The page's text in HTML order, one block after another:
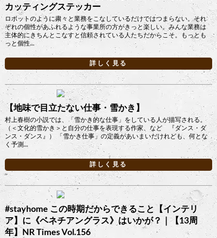
カッティングステッカー
ロボットのように粛々と業務をこなしているだけではつまらない。それ
ぞれの個性があふれるような事業所の方がきっと楽しい。みんな業務は
主体的にきちんとこなすと信頼されている人たちだからこそ。もっとも
っと個性...
詳しく見る
【地味で目立たない仕事・雪かき】
村上春樹の小説では、「雪かき的な仕事」をしている人が描写される。
（＜文化的雪かき＞と自分の仕事を表現する作家、など 『ダンス・ダ
ンス・ダンス』） 「雪かき仕事」の定義があいまいだけれども、何とな
く予測...
詳しく見る
#stayhome この時期だからできること【インテリ
ア】に《ベネチアングラス》はいかが？｜【13周
年】NR Times Vol.156